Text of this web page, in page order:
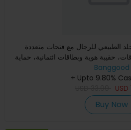
الطبيعي للرجال مع فتحات متعددة
Banggood
+ Upto 9.80%
USD
Buy Now